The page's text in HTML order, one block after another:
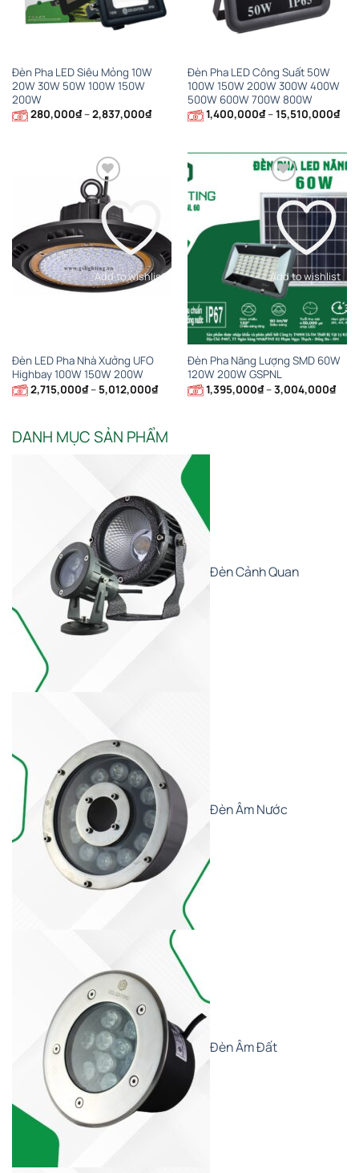
Đèn Pha LED Siêu Mỏng 10W
20W 30W 50W 100W 150W
200W
280,000₫–2,837,000₫Khoảng
2,837,000₫
Đèn Pha LED Công Suất 50W
100W 150W 200W 300W 400W
500W 600W 700W 800W
1,400,000₫–15,510,000₫
đến
Add to wishlist
Đèn LED Pha Nhà Xưởng UFO
Highbay 100W 150W 200W
2,715,000₫– 5,012,000₫Khoảng
giá:
đến
5,012,000₫
Add to wishlist
Đèn Pha Năng Lượng SMD 60W
120W 200W GSPNL
1,395,000₫–3,004,000₫
giá:
DANH MỤC SẢN PHẨM
Đèn Cảnh Quan
Đèn Âm Nước
Đèn Âm Đất